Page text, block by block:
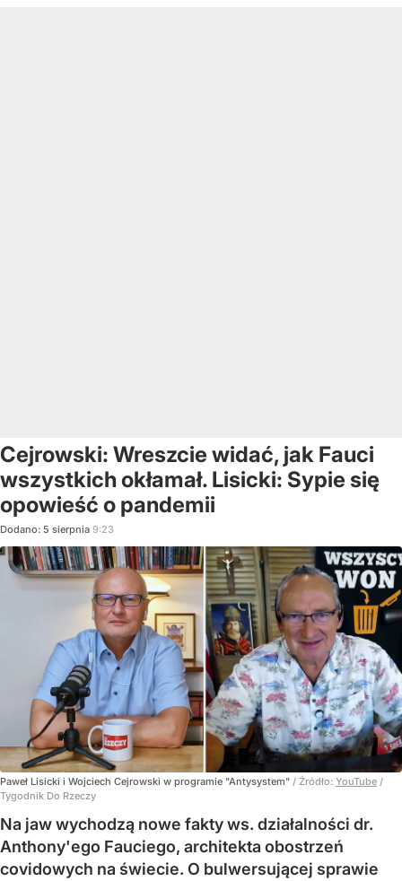
Cejrowski: Wreszcie widać, jak Fauci
wszystkich okłamał. Lisicki: Sypie się
opowieść o pandemii
Dodano: 5 sierpnia 9:23
Paweł Lisicki i Wojciech Cejrowski w programie "Antysystem" / Źródło: YouTube /
Tygodnik Do Rzeczy
Na jaw wychodzą nowe fakty ws. działalności dr.
Anthony'ego Fauciego, architekta obostrzeń
covidowych na świecie. O bulwersującej sprawie